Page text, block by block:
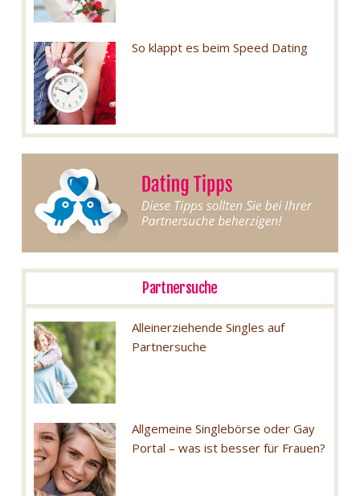
So klappt es beim Speed Dating
Partnersuche
Alleinerziehende Singles auf
Partnersuche
Allgemeine Singlebörse oder Gay
Portal – was ist besser für Frauen?